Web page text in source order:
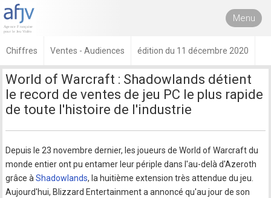
Menu
Chiffres Ventes - Audiences édition du 11 décembre 2020
World of Warcraft : Shadowlands détient
le record de ventes de jeu PC le plus rapide
de toute l'histoire de l'industrie
Depuis le 23 novembre dernier, les joueurs de World of Warcraft du
monde entier ont pu entamer leur périple dans l'au-delà d'Azeroth
grâce àShadowlands, la huitième extension très attendue du jeu.
Aujourd'hui, Blizzard Entertainment a annoncé qu'au jour de son